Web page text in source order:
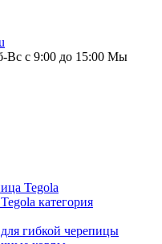
Вс c 9:00 до 15:00 Мы
Tegola
категория
гибкой черепицы